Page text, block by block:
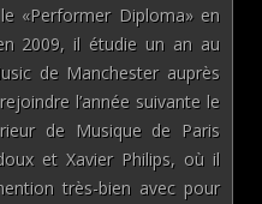
«Performer Diploma» en
2009, il étudie un an au
de Manchester auprès
l’année suivante le
de Musique de Paris
et Xavier Philips, où il
très-bien avec pour